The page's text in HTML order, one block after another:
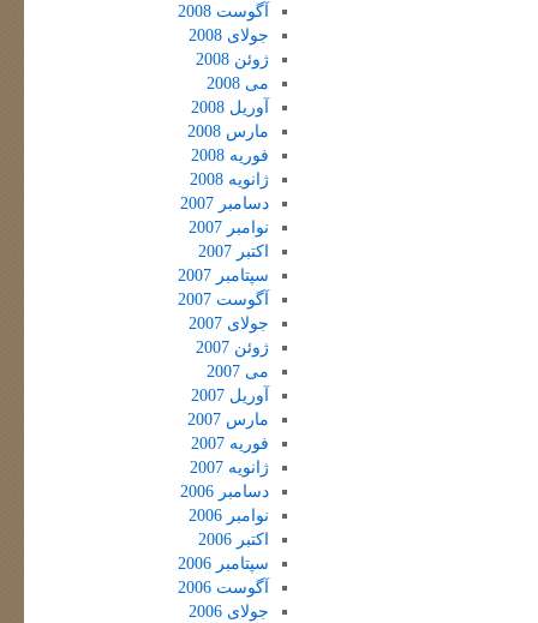
آگوست 2008
جولای 2008
ژوئن 2008
می 2008
آوریل 2008
مارس 2008
فوریه 2008
ژانویه 2008
دسامبر 2007
نوامبر 2007
اکتبر 2007
سپتامبر 2007
آگوست 2007
جولای 2007
ژوئن 2007
می 2007
آوریل 2007
مارس 2007
فوریه 2007
ژانویه 2007
دسامبر 2006
نوامبر 2006
اکتبر 2006
سپتامبر 2006
آگوست 2006
جولای 2006